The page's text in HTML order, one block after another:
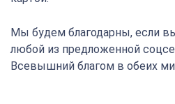
Мы будем благодарны, если
любой из предложенной
Всевышний благом в обеих